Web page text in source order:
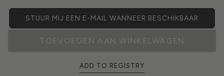
STUUR MIJ EEN E-MAIL WANNEER BESCHIKBAAR
TOEVOEGEN AAN WINKELWAGEN
ADD TO REGISTRY